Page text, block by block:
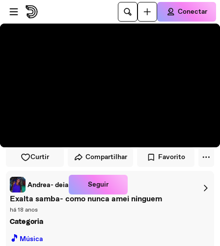
Pular para o player
Ir para o conteúdo principal
Conectar
Curtir Compartilhar Favorito
Andrea- deia Seguir
Exalta samba- como nunca amei ninguem
há 18 anos
Categoria
🎵 Música